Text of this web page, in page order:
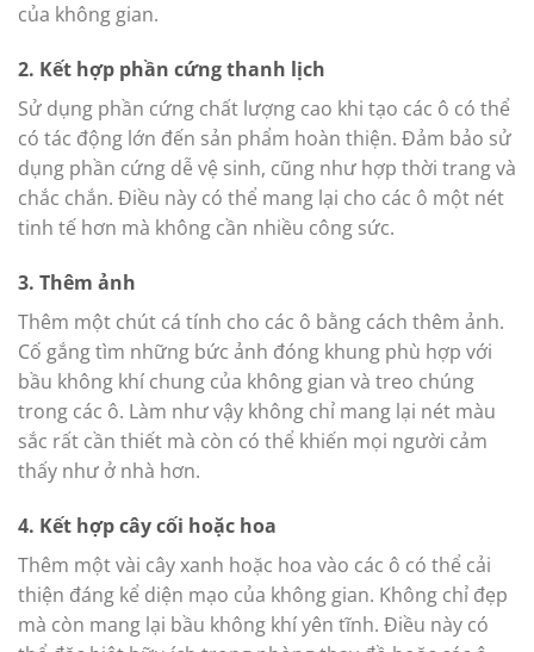
của không gian.
2. Kết hợp phần cứng thanh lịch
Sử dụng phần cứng chất lượng cao khi tạo các ô có thể
có tác động lớn đến sản phẩm hoàn thiện. Đảm bảo sử
dụng phần cứng dễ vệ sinh, cũng như hợp thời trang và
chắc chắn. Điều này có thể mang lại cho các ô một nét
tinh tế hơn mà không cần nhiều công sức.
3. Thêm ảnh
Thêm một chút cá tính cho các ô bằng cách thêm ảnh.
Cố gắng tìm những bức ảnh đóng khung phù hợp với
bầu không khí chung của không gian và treo chúng
trong các ô. Làm như vậy không chỉ mang lại nét màu
sắc rất cần thiết mà còn có thể khiến mọi người cảm
thấy như ở nhà hơn.
4. Kết hợp cây cối hoặc hoa
Thêm một vài cây xanh hoặc hoa vào các ô có thể cải
thiện đáng kể diện mạo của không gian. Không chỉ đẹp
mà còn mang lại bầu không khí yên tĩnh. Điều này có